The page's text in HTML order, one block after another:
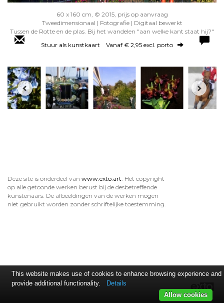
60 x 160 cm, © 2015, prijs op aanvraag
Tweedimensionaal | Fotografie | Digitaal bewerkt
Tussen de Rotte en de plas. Bij het wandelen "aan welke kant staat hij?"
Stuur als kunstkaart Vanaf € 2,95 excl. porto
Deze site is onderdeel van www.exto.art. Het copyright
op alle getoonde werken berust bij de desbetreffende
kunstenaars. De afbeeldingen van de werken mogen
niet gebruikt worden zonder schriftelijke toestemming.
This website makes use of cookies to enhance browsing experience and
provide additional functionality.
Details
Allow cookies